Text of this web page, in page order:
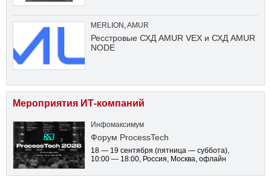
MERLION ,AMUR
Ресстровые СХД AMUR VEX и СХД AMUR
NODE
Мероприятия ИТ-компаний
Инфомаксимум
Форум ProcessTech
18 — 19 сентября (пятница — суббота),
10:00 — 18:00, Россия, Москва, офлайн